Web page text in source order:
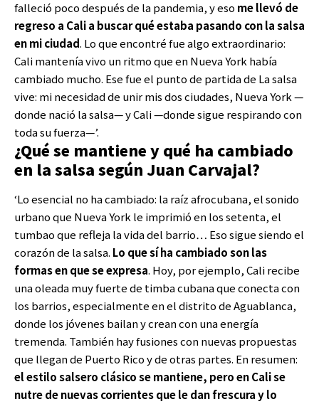
falleció poco después de la pandemia, y eso me llevó de
regreso a Cali a buscar qué estaba pasando con la salsa
en mi ciudad. Lo que encontré fue algo extraordinario:
Cali mantenía vivo un ritmo que en Nueva York había
cambiado mucho. Ese fue el punto de partida de La salsa
vive: mi necesidad de unir mis dos ciudades, Nueva York —
donde nació la salsa— y Cali —donde sigue respirando con
toda su fuerza—’.
¿Qué se mantiene y qué ha cambiado
en la salsa según Juan Carvajal?
‘Lo esencial no ha cambiado: la raíz afrocubana, el sonido
urbano que Nueva York le imprimió en los setenta, el
tumbao que refleja la vida del barrio… Eso sigue siendo el
corazón de la salsa. Lo que sí ha cambiado son las
formas en que se expresa. Hoy, por ejemplo, Cali recibe
una oleada muy fuerte de timba cubana que conecta con
los barrios, especialmente en el distrito de Aguablanca,
donde los jóvenes bailan y crean con una energía
tremenda. También hay fusiones con nuevas propuestas
que llegan de Puerto Rico y de otras partes. En resumen:
el estilo salsero clásico se mantiene, pero en Cali se
nutre de nuevas corrientes que le dan frescura y lo